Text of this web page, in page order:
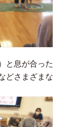
と息が合った
どさまざまな